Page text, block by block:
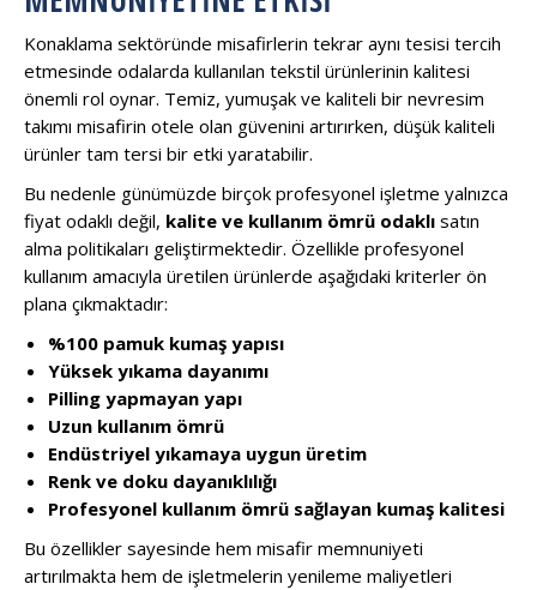
Konaklama sektöründe misafirlerin tekrar aynı tesisi tercih
etmesinde odalarda kullanılan tekstil ürünlerinin kalitesi
önemli rol oynar. Temiz, yumuşak ve kaliteli bir nevresim
takımı misafirin otele olan güvenini artırırken, düşük kaliteli
ürünler tam tersi bir etki yaratabilir.
Bu nedenle günümüzde birçok profesyonel işletme yalnızca
fiyat odaklı değil, kalite ve kullanım ömrü odaklı satın
alma politikaları geliştirmektedir. Özellikle profesyonel
kullanım amacıyla üretilen ürünlerde aşağıdaki kriterler ön
plana çıkmaktadır:
%100 pamuk kumaş yapısı
Yüksek yıkama dayanımı
Pilling yapmayan yapı
Uzun kullanım ömrü
Endüstriyel yıkamaya uygun üretim
Renk ve doku dayanıklılığı
Profesyonel kullanım ömrü sağlayan kumaş kalitesi
Bu özellikler sayesinde hem misafir memnuniyeti
artırılmakta hem de işletmelerin yenileme maliyetleri